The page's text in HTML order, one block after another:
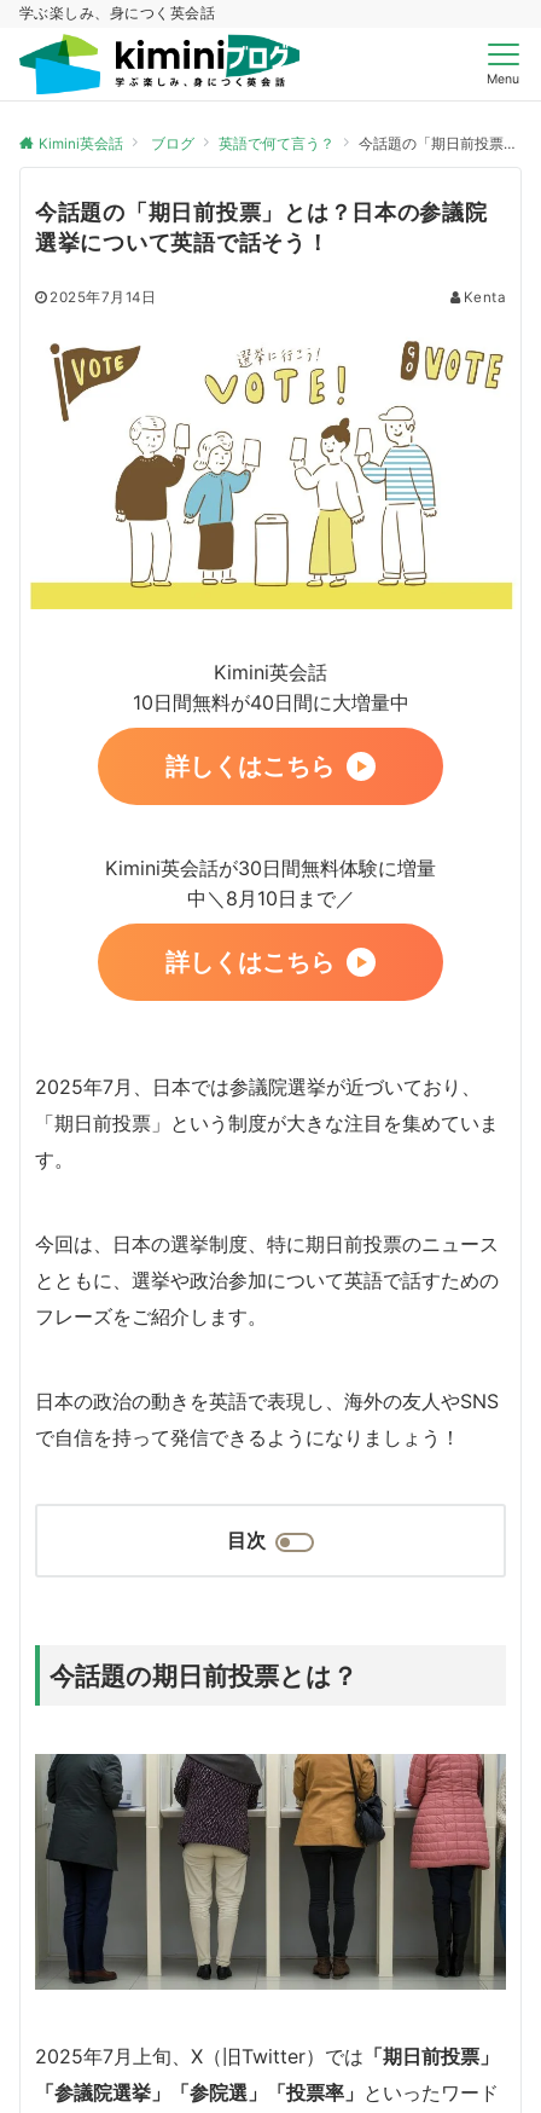
学ぶ楽しみ、身につく英会話
Menu
Kimini英会話 ブログ 英語で何て言う？ 今話題の「期日前投票」とは？日本の参議院選挙について英語で話そう！
今話題の「期日前投票」とは？日本の参議院
選挙について英語で話そう！
2025年7月14日 Kenta
Kimini英会話
10日間無料が40日間に大増量中
詳しくはこちら
Kimini英会話が30日間無料体験に増量
中＼8月10日まで／
詳しくはこちら
2025年7月、日本では参議院選挙が近づいており、
「期日前投票」という制度が大きな注目を集めていま
す。
今回は、日本の選挙制度、特に期日前投票のニュース
とともに、選挙や政治参加について英語で話すための
フレーズをご紹介します。
日本の政治の動きを英語で表現し、海外の友人やSNS
で自信を持って発信できるようになりましょう！
目次
今話題の期日前投票とは？
2025年7月上旬、X（旧Twitter）では 「期日前投票」
「参議院選挙」「参院選」「投票率」 といったワード